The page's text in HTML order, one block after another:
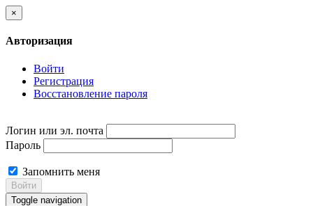
×
Авторизация
Войти
Регистрация
Восстановление пароля
Логин или эл. почта
Пароль
Запомнить меня
Войти
Toggle navigation